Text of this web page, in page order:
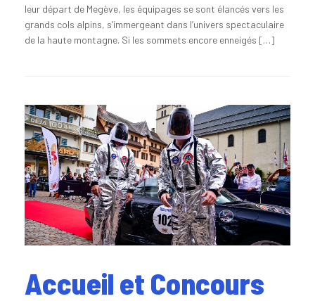
leur départ de Megève, les équipages se sont élancés vers les
grands cols alpins, s’immergeant dans l’univers spectaculaire
de la haute montagne. Si les sommets encore enneigés […]
Accueil et Concours